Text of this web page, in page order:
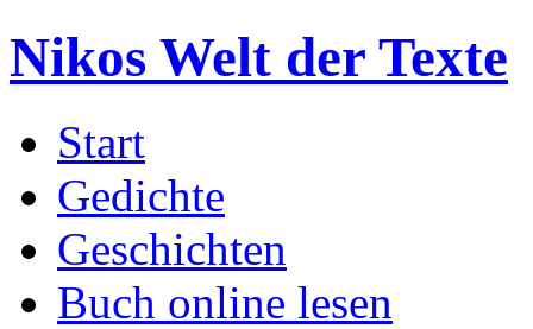
Nikos Welt der Texte
Start
Gedichte
Geschichten
Buch online lesen